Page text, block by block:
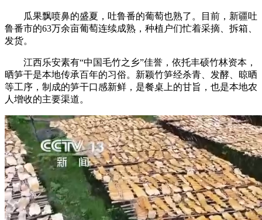
瓜果飘喷鼻的盛夏，吐鲁番的葡萄也熟了。目前，新疆吐
鲁番市的63万余亩葡萄连续成熟，种植户们忙着采摘、拆箱、
发货。
江西乐安素有“中国毛竹之乡”佳誉，依托丰硕竹林资本，
晒笋干是本地传承百年的习俗。新颖竹笋经杀青、发酵、晾晒
等工序，制成的笋干口感新鲜，是餐桌上的甘旨，也是本地农
人增收的主要渠道。